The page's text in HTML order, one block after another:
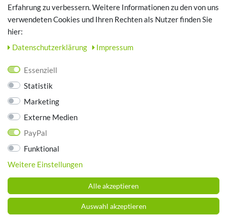
TOP SCHUHTHEMEN
Hausschuhe - Bequeme Schuhe für zuhause
Datenschutz
AGB
Impressum
ZAHLUNGSARTEN
Erfahrung zu verbessern. Weitere Informationen zu den von uns
verwendeten Cookies und Ihren Rechten als Nutzer finden Sie
hier:
Daten­schutz­erklärung
Impressum
Essenziell
Statistik
Marketing
Externe Medien
PayPal
Funktional
Weitere Einstellungen
Alle akzeptieren
Auswahl akzeptieren